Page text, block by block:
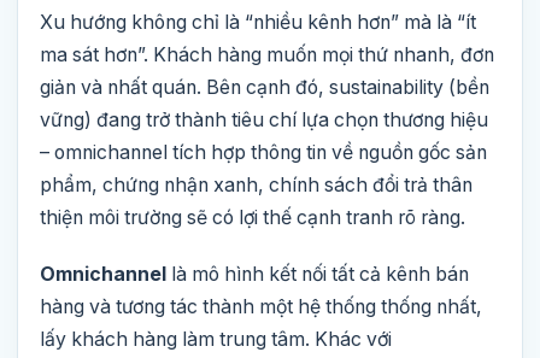
Xu hướng không chỉ là “nhiều kênh hơn” mà là “ít
ma sát hơn”. Khách hàng muốn mọi thứ nhanh, đơn
giản và nhất quán. Bên cạnh đó, sustainability (bền
vững) đang trở thành tiêu chí lựa chọn thương hiệu
– omnichannel tích hợp thông tin về nguồn gốc sản
phẩm, chứng nhận xanh, chính sách đổi trả thân
thiện môi trường sẽ có lợi thế cạnh tranh rõ ràng.
Omnichannel là mô hình kết nối tất cả kênh bán
hàng và tương tác thành một hệ thống thống nhất,
lấy khách hàng làm trung tâm. Khác với